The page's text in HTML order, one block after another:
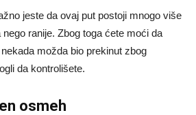
jeste da ovaj put postoji mnogo više
ranije. Zbog toga ćete moći da
možda bio prekinut zbog
da kontrolišete.
osmeh